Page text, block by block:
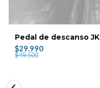
Pedal de descanso JK
$29.990
$49.500